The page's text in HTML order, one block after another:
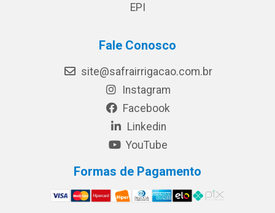
EPI
Fale Conosco
site@safrairrigacao.com.br
Instagram
Facebook
Linkedin
YouTube
Formas de Pagamento